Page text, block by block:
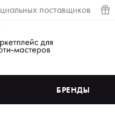
поставщиков
БРЕНДЫ